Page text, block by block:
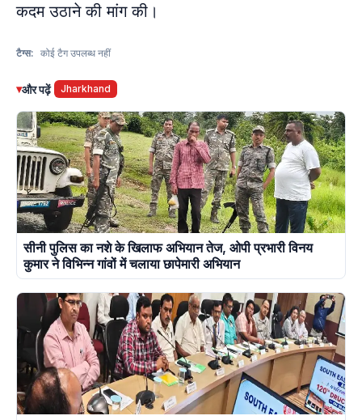
कदम उठाने की मांग की।
टैग्स: कोई टैग उपलब्ध नहीं
▾और पढ़ें Jharkhand
सीनी पुलिस का नशे के खिलाफ अभियान तेज, ओपी प्रभारी विनय
कुमार ने विभिन्न गांवों में चलाया छापेमारी अभियान